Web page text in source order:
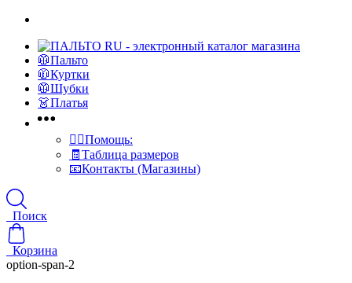
🥼Пальто
🧥Куртки
🥼Шубки
👗Платья
👍🏻Помощь:
🧾Таблица размеров
📧Контакты (Магазины)
Поиск
Корзина
option-span-2